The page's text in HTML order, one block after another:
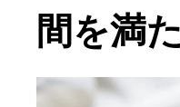
間を満